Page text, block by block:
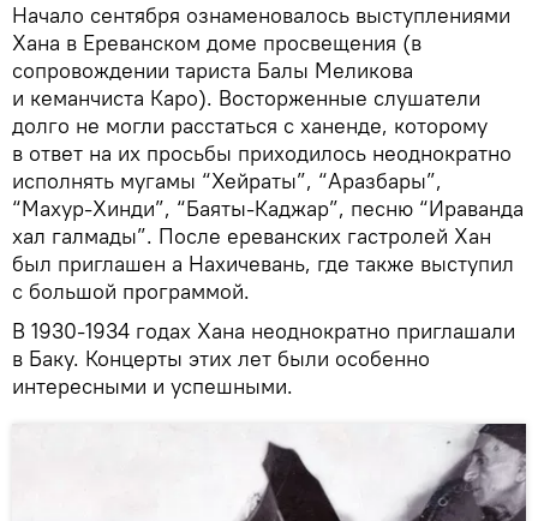
Начало сентября ознаменовалось выступлениями
Хана в Ереванском доме просвещения (в
сопровождении тариста Балы Меликова
и кеманчиста Каро). Восторженные слушатели
долго не могли расстаться с ханенде, которому
в ответ на их просьбы приходилось неоднократно
исполнять мугамы “Хейраты”, “Аразбары”,
“Махур-Хинди”, “Баяты-Каджар”, песню “Ираванда
хал галмады”. После ереванских гастролей Хан
был приглашен а Нахичевань, где также выступил
с большой программой.
В 1930-1934 годах Хана неоднократно приглашали
в Баку. Концерты этих лет были особенно
интересными и успешными.